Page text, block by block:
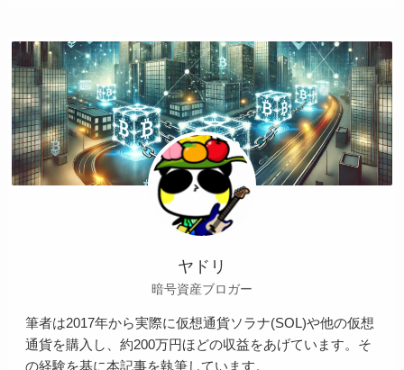
ヤドリ
暗号資産ブロガー
筆者は2017年から実際に仮想通貨ソラナ(SOL)や他の仮想
通貨を購入し、約200万円ほどの収益をあげています。そ
の経験を基に本記事を執筆しています。